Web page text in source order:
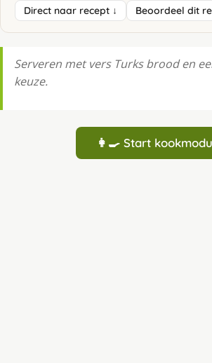
Direct naar recept ↓ Beoordeel dit
Serveren met vers Turks brood en
keuze.
👩‍🍳 Start